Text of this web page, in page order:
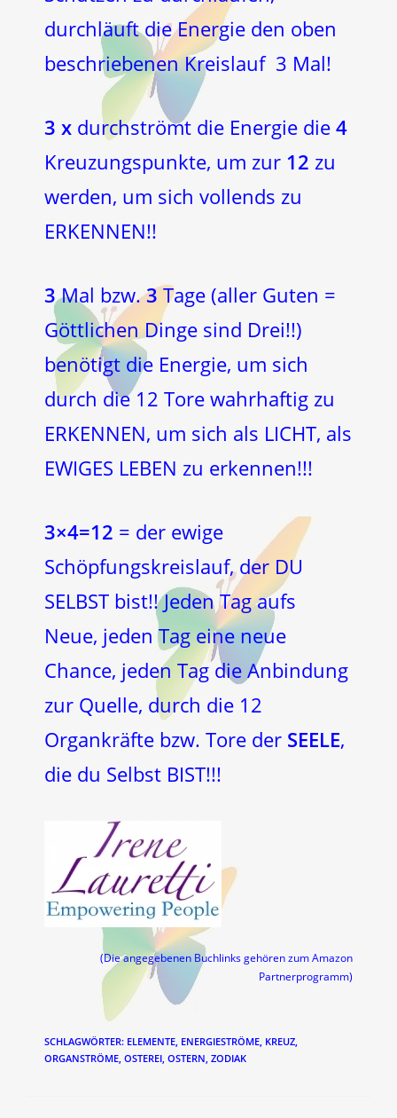
durchläuft die Energie den oben
beschriebenen Kreislauf 3 Mal!
3 x durchströmt die Energie die 4
Kreuzungspunkte, um zur 12 zu
werden, um sich vollends zu
ERKENNEN!!
3Mal bzw.3Tage (aller Guten =
Göttlichen Dinge sind Drei!!)
benötigt die Energie, um sich
durch die 12 Tore wahrhaftig zu
ERKENNEN, um sich als LICHT, als
EWIGES LEBEN zu erkennen!!!
3×4=12 = der ewige
Schöpfungskreislauf, der DU
SELBST bist!! Jeden Tag aufs
Neue, jeden Tag eine neue
Chance, jeden Tag die Anbindung
zur Quelle, durch die 12
Organkräfte bzw. Tore der SEELE,
die du Selbst BIST!!!
(Die angegebenen Buchlinks gehören zum Amazon
Partnerprogramm)
SCHLAGWÖRTER: ELEMENTE, ENERGIESTRÖME, KREUZ,
ORGANSTRÖME, OSTEREI, OSTERN, ZODIAK